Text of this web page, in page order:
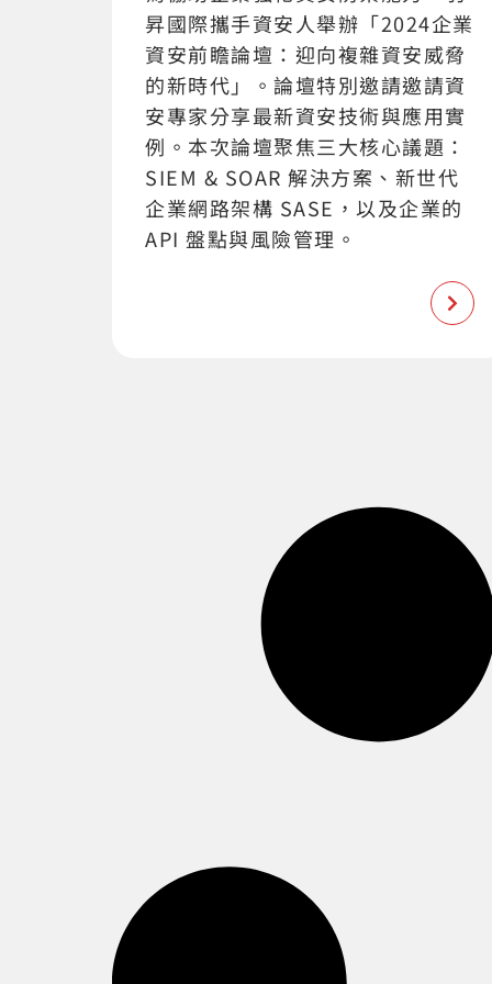
昇國際攜手資安人舉辦「2024企業
資安前瞻論壇：迎向複雜資安威脅
的新時代」。論壇特別邀請邀請資
安專家分享最新資安技術與應用實
例。本次論壇聚焦三大核心議題：
SIEM & SOAR 解決方案、新世代
企業網路架構 SASE，以及企業的
API 盤點與風險管理。